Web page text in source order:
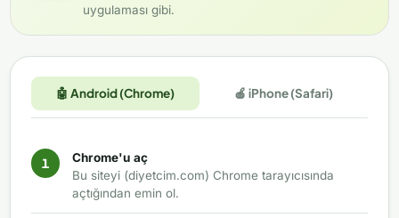
uygulaması gibi.
🤖 Android (Chrome) 🍎 iPhone (Safari)
Chrome'u aç
Bu siteyi (diyetcim.com) Chrome tarayıcısında
açtığından emin ol.